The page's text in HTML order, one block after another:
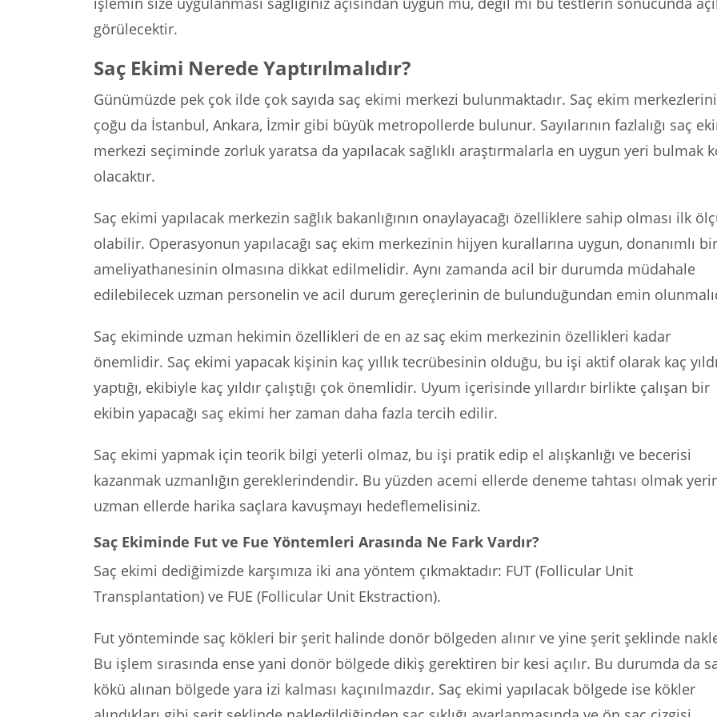
görülecektir.
Saç Ekimi Nerede Yaptırılmalıdır?
Günümüzde pek çok ilde çok sayıda saç ekimi merkezi bulunmaktadır. Saç ekim
çoğu da İstanbul, Ankara, İzmir gibi büyük metropollerde bulunur. Sayılarının fazlalığı saç
merkezi seçiminde zorluk yaratsa da yapılacak sağlıklı araştırmalarla en uygun yeri bulmak
olacaktır.
Saç ekimi yapılacak merkezin sağlık bakanlığının onaylayacağı özelliklere sahip olması ilk
olabilir. Operasyonun yapılacağı saç ekim merkezinin hijyen kurallarına uygun, donanımlı bir
ameliyathanesinin olmasına dikkat edilmelidir. Aynı zamanda acil bir durumda müdahale
edilebilecek uzman personelin ve acil durum gereçlerinin de bulunduğundan emin
Saç ekiminde uzman hekimin özellikleri de en az saç ekim merkezinin özellikleri kadar
önemlidir. Saç ekimi yapacak kişinin kaç yıllık tecrübesinin olduğu, bu işi aktif olarak kaç
yaptığı, ekibiyle kaç yıldır çalıştığı çok önemlidir. Uyum içerisinde yıllardır birlikte çalışan bir
ekibin yapacağı saç ekimi her zaman daha fazla tercih edilir.
Saç ekimi yapmak için teorik bilgi yeterli olmaz, bu işi pratik edip el alışkanlığı ve becerisi
kazanmak uzmanlığın gereklerindendir. Bu yüzden acemi ellerde deneme tahtası olmak
uzman ellerde harika saçlara kavuşmayı hedeflemelisiniz.
Saç Ekiminde Fut ve Fue Yöntemleri Arasında Ne Fark Vardır?
Saç ekimi dediğimizde karşımıza iki ana yöntem çıkmaktadır: FUT (Follicular Unit
Transplantation) ve FUE (Follicular Unit Ekstraction).
Fut yönteminde saç kökleri bir şerit halinde donör bölgeden alınır ve yine şerit şeklinde
Bu işlem sırasında ense yani donör bölgede dikiş gerektiren bir kesi açılır. Bu durumda da
kökü alınan bölgede yara izi kalması kaçınılmazdır. Saç ekimi yapılacak bölgede ise kökler